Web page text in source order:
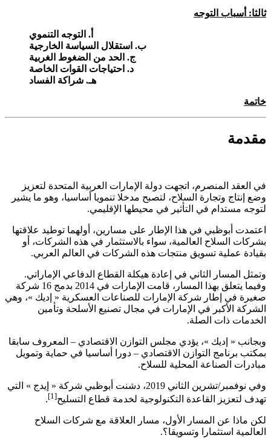
ثالثا: أسباب التوجه
أ. التوجه التنموي
ب. استقلال السياسة الخارجية
ج. الحد من الضغوط الغربية
د. احتياجات القوات الخاصة
هـ. شراكة الفساد
خاتمة
مقدمة
في العقد المنصرم، اتجهت دولة الإمارات العربية المتحدة لتعزيز
وضع إنتاج وتجارة السلاح، لتصبح مدخلا تنمويا أساسيا، وهو ما يشير
لتوجه مستدام في التأثير في محيطها الإقليمي.
اعتمدت أبوظبي في هذا الإطار على مسارين، أولهما توطيد علاقتها
بشركات السلاح العالمية، سواء بالاستثمار في هذه الشركات، أو
بقيادة عملية تسويق منتجات هذه الشركات في العالم العربي.
وتمثل المسار الثاني في إعادة هيكلة القطاع الدفاعي الإماراتي.
وفيما يتعلق بهذا المسار، قامت الإمارات في 2014 بدمج 16 شركة
صغيرة في إطار شركة الإمارات للصناعات العسكرية « إديك »، وهي
الشركة الأكبر في الإمارات في مجال تصنيع الأسلحة وتأمين
الخدمات ذات الصلة.
وبجانب « إديك »، يؤدي مجلس التوازن الاقتصادي – المعروف سابقا
بمكتب برنامج التوازن الاقتصادي – دورا أساسيا في حماية وتمويل
مبادرات الصناعة المحلية للسلاح.
وفي نوفمبر/تشرين الثاني 2019، دشنت أبوظبي شركة « إيدج » التي
تهدف لتعزيز القاعدة التكنولوجية لخدمة قطاع التسليح[1]
.
لكن ماذا عن المسار الأول، مسار العلاقة مع شركات السلاح
العالمية استثمارا وتسويقا؟.